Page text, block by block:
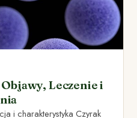
Leczenie i
i charakterystyka Czyrak